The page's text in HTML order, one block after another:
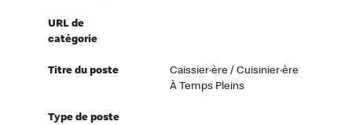
URL de
catégorie
Titre du poste
Caissier·ère / Cuisinier·ère
À Temps Pleins
Type de poste